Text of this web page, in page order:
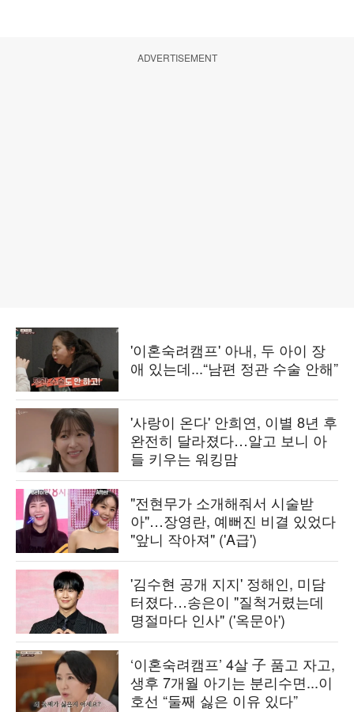
ADVERTISEMENT
'이혼숙려캠프' 아내, 두 아이 장
애 있는데...“남편 정관 수술 안해”
'사랑이 온다' 안희연, 이별 8년 후
완전히 달라졌다…알고 보니 아
들 키우는 워킹맘
"전현무가 소개해줘서 시술받
아"…장영란, 예뻐진 비결 있었다
"앞니 작아져" ('A급')
'김수현 공개 지지' 정해인, 미담
터졌다…송은이 "질척거렸는데
명절마다 인사" ('옥문아')
‘이혼숙려캠프’ 4살 子 품고 자고,
생후 7개월 아기는 분리수면...이
호선 “둘째 싫은 이유 있다”